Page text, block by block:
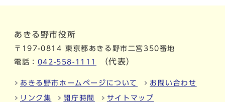
あきる野市役所
〒197-0814 東京都あきる野市二宮350番地
電話： 042-558-1111 （代表）
あきる野市ホームページについて お問い合わせ
リンク集 開庁時間 サイトマップ